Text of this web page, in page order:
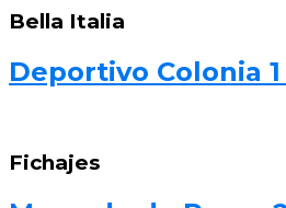
Bella Italia
Deportivo Colonia
Fichajes